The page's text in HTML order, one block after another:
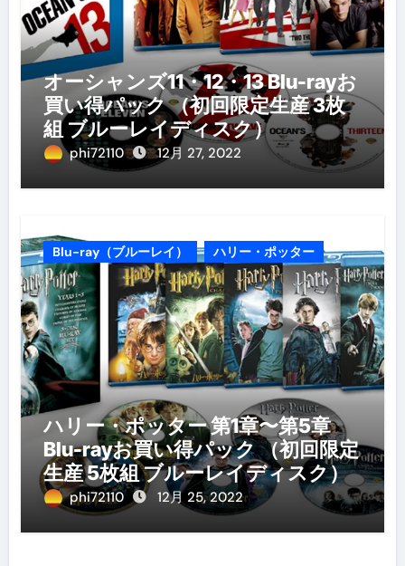
オーシャンズ11・12・13 Blu-rayお
買い得パック （初回限定生産 3枚
組 ブルーレイディスク）
phi72110 12月 27, 2022
Blu-ray（ブルーレイ） ハリー・ポッター
ハリー・ポッター 第1章〜第5章
Blu-rayお買い得パック （初回限定
生産 5枚組 ブルーレイディスク）
phi72110 12月 25, 2022